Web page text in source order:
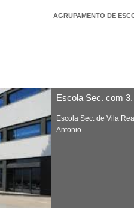
AGRUPAMENTO DE
Escola Sec. com
Escola Sec. de Vila
Antonio